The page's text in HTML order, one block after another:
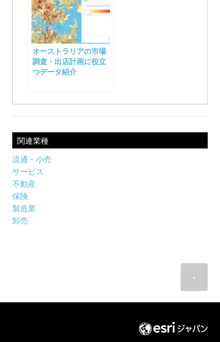
オーストラリアの市場
調査・出店計画に役立
つデータ紹介
関連業種
流通・小売
サービス
不動産
保険
製造業
卸売
▲